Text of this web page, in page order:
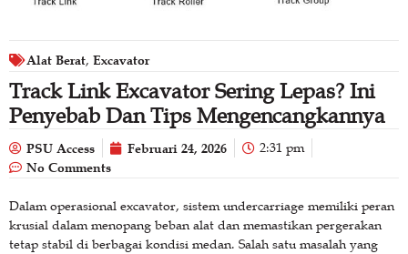
Alat Berat, Excavator
Track Link Excavator Sering Lepas? Ini
Penyebab Dan Tips Mengencangkannya
PSU Access Februari 24, 2026 2:31 pm
No Comments
Dalam operasional excavator, sistem undercarriage memiliki peran
krusial dalam menopang beban alat dan memastikan pergerakan
tetap stabil di berbagai kondisi medan. Salah satu masalah yang